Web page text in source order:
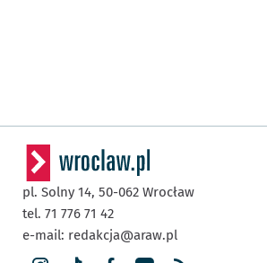
pl. Solny 14, 50-062 Wrocław
tel. 71 776 71 42
e-mail: redakcja@araw.pl